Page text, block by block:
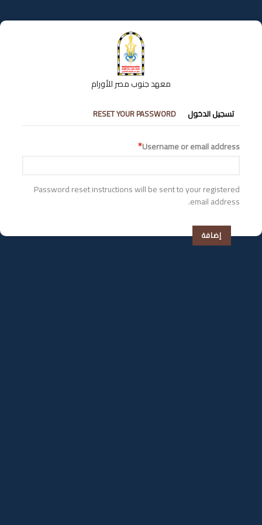
إلى
المحتوى
معهد جنوب مصر للأورام
التبويبات
الأساسية
تسجيل الدخول RESET YOUR PASSWORD
Username or email address
Password reset instructions will be sent to your registered
email address.